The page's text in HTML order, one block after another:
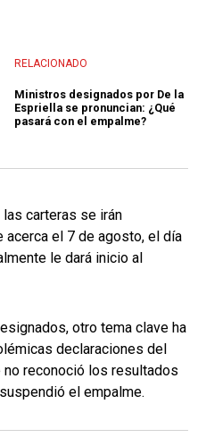
RELACIONADO
Ministros designados por De la
Espriella se pronuncian: ¿Qué
pasará con el empalme?
carteras se irán
acerca el 7 de agosto, el día
le dará inicio al
otro tema clave ha
declaraciones del
reconoció los resultados
el empalme.